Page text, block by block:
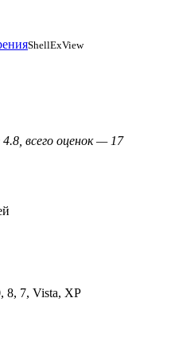
ShellExView
всего оценок — 17
8, 7, Vista, XP